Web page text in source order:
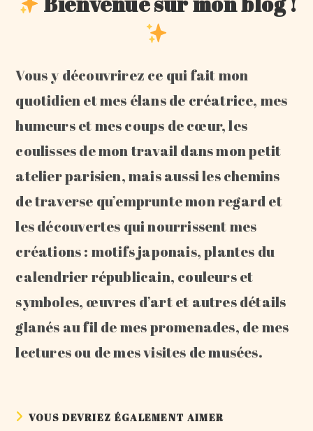
Vous y découvrirez ce qui fait mon
quotidien et mes élans de créatrice, mes
humeurs et mes coups de cœur, les
coulisses de mon travail dans mon petit
atelier parisien, mais aussi les chemins
de traverse qu’emprunte mon regard et
les découvertes qui nourrissent mes
créations : motifs japonais, plantes du
calendrier républicain, couleurs et
symboles, œuvres d’art et autres détails
glanés au fil de mes promenades, de mes
lectures ou de mes visites de musées.
VOUS DEVRIEZ ÉGALEMENT AIMER